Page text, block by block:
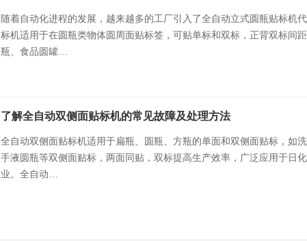
随着自动化进程的发展，越来越多的工厂引入了全自动立式圆瓶贴标机
标机适用于在圆瓶类物体圆周面贴标签，可贴单标和双标，正背双标间
瓶、食品圆罐…
了解全自动双侧面贴标机的常见故障及处理方法
全自动双侧面贴标机适用于扁瓶、圆瓶、方瓶的单面和双侧面贴标，如
手液圆瓶等双侧面贴标，两面同贴，双标提高生产效率，广泛应用于日
业。全自动…